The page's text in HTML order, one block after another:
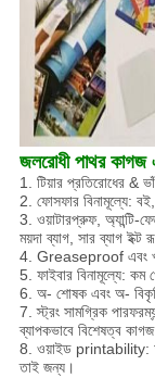
জলরোধী পাথর কাগজ
1. টিয়ার প্রতিরোধের &
2. ফোসফার বিনামূল্যে:
3. ওয়াটারপ্রুফ, অ্যান্টি-
ময়দা ব্যাগ, সার ব্যাগ ইক্ট
4. Greaseproof এবং
5. ফাইবার বিনামূল্যে:
6. অ- শোষক এবং অ-
7. স্ট্রং সামগ্রিক
ব্যাপকভাবে বিশেষত্ব
8. ওয়াইড printability:
তাই জন্য।